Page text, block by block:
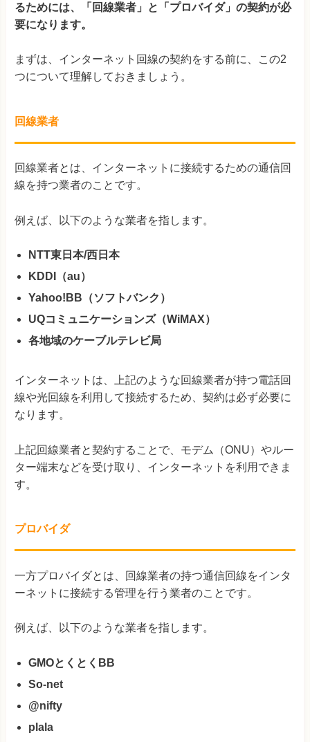
るためには、「回線業者」と「プロバイダ」の契約が必
要になります。
まずは、インターネット回線の契約をする前に、この2
つについて理解しておきましょう。
回線業者
回線業者とは、インターネットに接続するための通信回
線を持つ業者のことです。
例えば、以下のような業者を指します。
NTT東日本/西日本
KDDI（au）
Yahoo!BB（ソフトバンク）
UQコミュニケーションズ（WiMAX）
各地域のケーブルテレビ局
インターネットは、上記のような回線業者が持つ電話回
線や光回線を利用して接続するため、契約は必ず必要に
なります。
上記回線業者と契約することで、モデム（ONU）やルー
ター端末などを受け取り、インターネットを利用できま
す。
プロバイダ
一方プロバイダとは、回線業者の持つ通信回線をインタ
ーネットに接続する管理を行う業者のことです。
例えば、以下のような業者を指します。
GMOとくとくBB
So-net
@nifty
plala